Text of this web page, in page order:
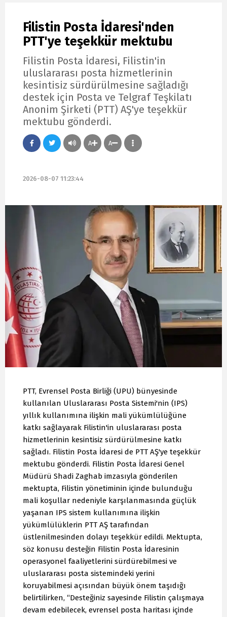
Filistin Posta İdaresi'nden
PTT'ye teşekkür mektubu
Filistin Posta İdaresi, Filistin'in
uluslararası posta hizmetlerinin
kesintisiz sürdürülmesine sağladığı
destek için Posta ve Telgraf Teşkilatı
Anonim Şirketi (PTT) AŞ'ye teşekkür
mektubu gönderdi.
A A
2026-08-07 11:23:44
PTT, Evrensel Posta Birliği (UPU) bünyesinde
kullanılan Uluslararası Posta Sistemi'nin (IPS)
yıllık kullanımına ilişkin mali yükümlülüğüne
katkı sağlayarak Filistin'in uluslararası posta
hizmetlerinin kesintisiz sürdürülmesine katkı
sağladı. Filistin Posta İdaresi de PTT AŞ'ye teşekkür
mektubu gönderdi. Filistin Posta İdaresi Genel
Müdürü Shadi Zaghab imzasıyla gönderilen
mektupta, Filistin yönetiminin içinde bulunduğu
mali koşullar nedeniyle karşılanmasında güçlük
yaşanan IPS sistem kullanımına ilişkin
yükümlülüklerin PTT AŞ tarafından
üstlenilmesinden dolayı teşekkür edildi. Mektupta,
söz konusu desteğin Filistin Posta İdaresinin
operasyonel faaliyetlerini sürdürebilmesi ve
uluslararası posta sistemindeki yerini
koruyabilmesi açısından büyük önem taşıdığı
belirtilirken, “Desteğiniz sayesinde Filistin çalışmaya
devam edebilecek, evrensel posta haritası içinde